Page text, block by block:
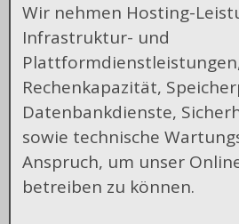
Wir nehmen Hosting-
Infrastruktur- und
Rechenkapazität,
Datenbankdienste,
sowie technische
Anspruch, um unser
betreiben zu können.